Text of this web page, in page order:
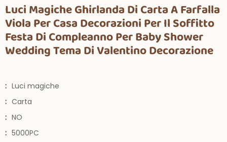
Luci Magiche Ghirlanda Di Carta A Farfalla
Viola Per Casa Decorazioni Per Il Soffitto
Festa Di Compleanno Per Baby Shower
Wedding Tema Di Valentino Decorazione
: Luci magiche
: Carta
: NO
: 5000PC